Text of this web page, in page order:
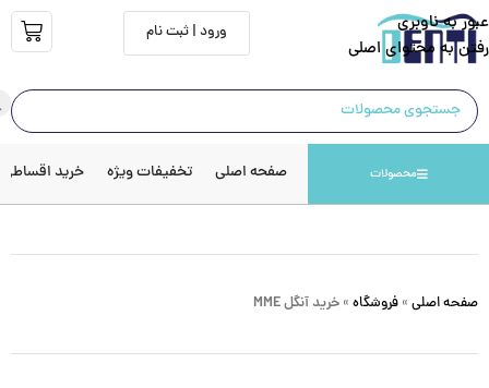
عبور به ناوبری
رفتن به محتوای اصلی
ورود | ثبت نام
محصولات صفحه اصلی تخفیفات ویژه خرید اقساطی
صفحه اصلی » فروشگاه » خرید آنگل MME